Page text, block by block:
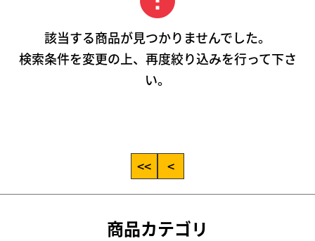
該当する商品が見つかりませんでした。
検索条件を変更の上、再度絞り込みを行って下さ
い。
<< <
商品カテゴリ